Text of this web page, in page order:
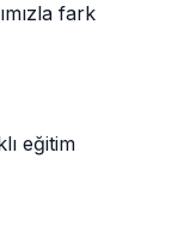
fark
eğitim